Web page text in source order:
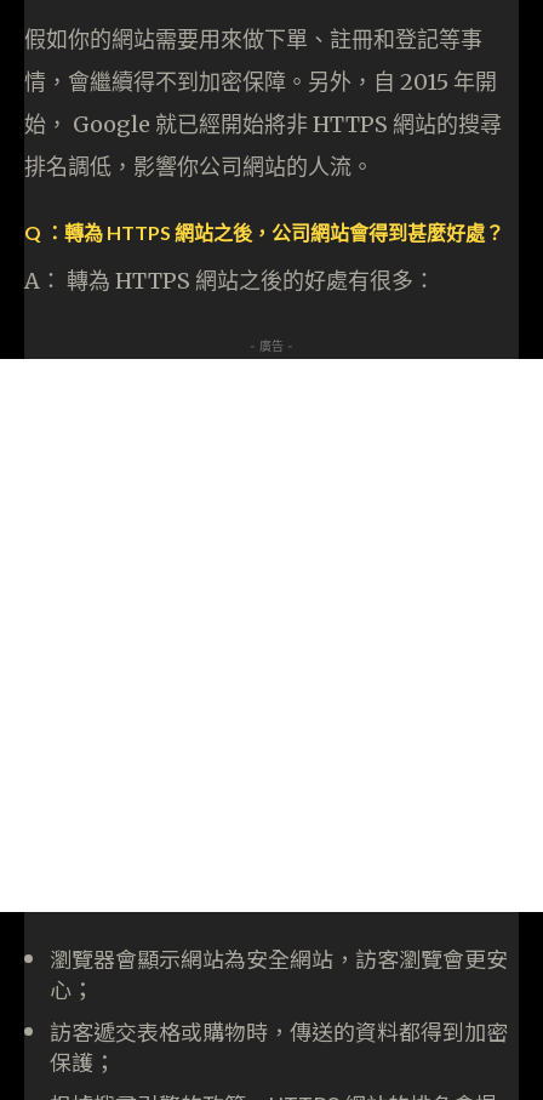
假如你的網站需要用來做下單、註冊和登記等事
情，會繼續得不到加密保障。另外，自 2015 年開
始， Google 就已經開始將非 HTTPS 網站的搜尋
排名調低，影響你公司網站的人流。
Q ：轉為 HTTPS 網站之後，公司網站會得到甚麼好處？
A： 轉為 HTTPS 網站之後的好處有很多：
- 廣告 -
瀏覽器會顯示網站為安全網站，訪客瀏覽會更安
心；
訪客遞交表格或購物時，傳送的資料都得到加密
保護；